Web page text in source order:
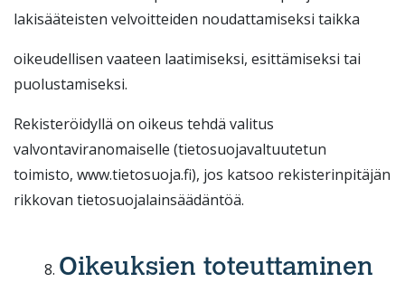
lakisääteisten velvoitteiden noudattamiseksi taikka
oikeudellisen vaateen laatimiseksi, esittämiseksi tai
puolustamiseksi.
Rekisteröidyllä on oikeus tehdä valitus
valvontaviranomaiselle (tietosuojavaltuutetun
toimisto, www.tietosuoja.fi), jos katsoo rekisterinpitäjän
rikkovan tietosuojalainsäädäntöä.
Oikeuksien toteuttaminen